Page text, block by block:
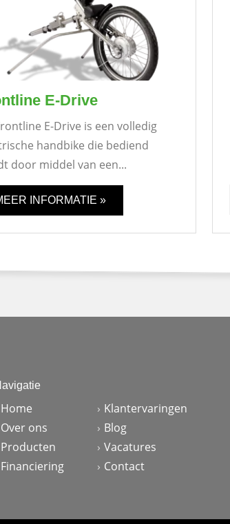
E-Drive
E-Drive is een volledig
handbike die bediend
door middel van een...
INFORMATIE »
Home
Over ons
Producten
Financiering
Klantervaringen
Blog
Vacatures
Contact